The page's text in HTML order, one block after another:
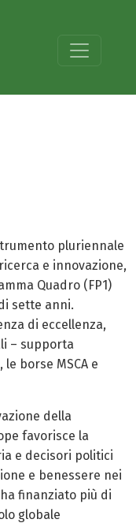
pluriennale
e innovazione,
Quadro (FP1)
sette anni.
di eccellenza,
– supporta
borse MSCA e
della
favorisce la
e decisori politici
e benessere nei
finanziato più di
globale